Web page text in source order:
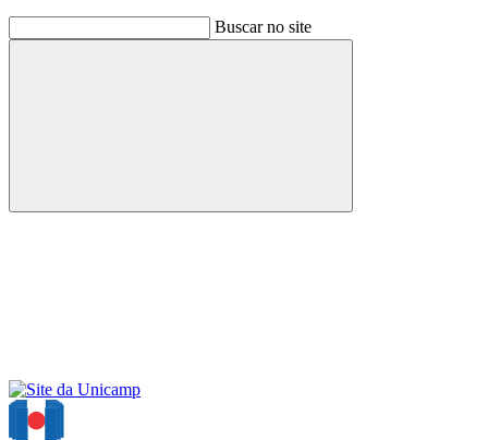
Buscar no site
Buscar